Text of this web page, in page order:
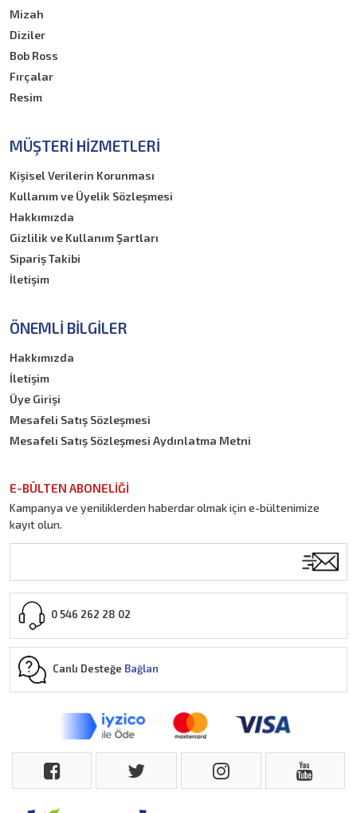
Mizah
Diziler
Bob Ross
Fırçalar
Resim
MÜŞTERI HIZMETLERI
Kişisel Verilerin Korunması
Kullanım ve Üyelik Sözleşmesi
Hakkımızda
Gizlilik ve Kullanım Şartları
Sipariş Takibi
İletişim
ÖNEMLI BILGILER
Hakkımızda
İletişim
Üye Girişi
Mesafeli Satış Sözleşmesi
Mesafeli Satış Sözleşmesi Aydınlatma Metni
E-BÜLTEN ABONELİĞİ
Kampanya ve yeniliklerden haberdar olmak için e-bültenimize
kayıt olun.
0 546 262 28 02
Canlı Desteğe Bağlan